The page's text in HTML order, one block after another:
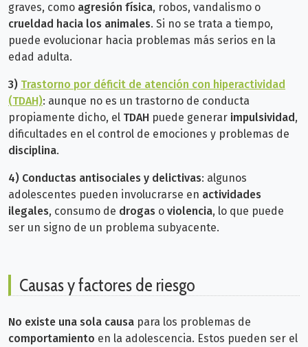
graves, como agresión física, robos, vandalismo o
crueldad hacia los animales. Si no se trata a tiempo,
puede evolucionar hacia problemas más serios en la
edad adulta.
3) Trastorno por déficit de atención con hiperactividad
(TDAH): aunque no es un trastorno de conducta
propiamente dicho, el TDAH puede generar impulsividad ,
dificultades en el control de emociones y problemas de
disciplina.
4) Conductas antisociales y delictivas: algunos
adolescentes pueden involucrarse en actividades
ilegales, consumo de drogas o violencia, lo que puede
ser un signo de un problema subyacente.
Causas y factores de riesgo
No existe una sola causa para los problemas de
comportamiento en la adolescencia. Estos pueden ser el